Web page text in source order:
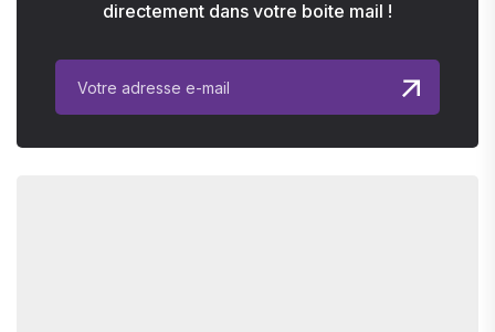
directement dans votre boite mail !